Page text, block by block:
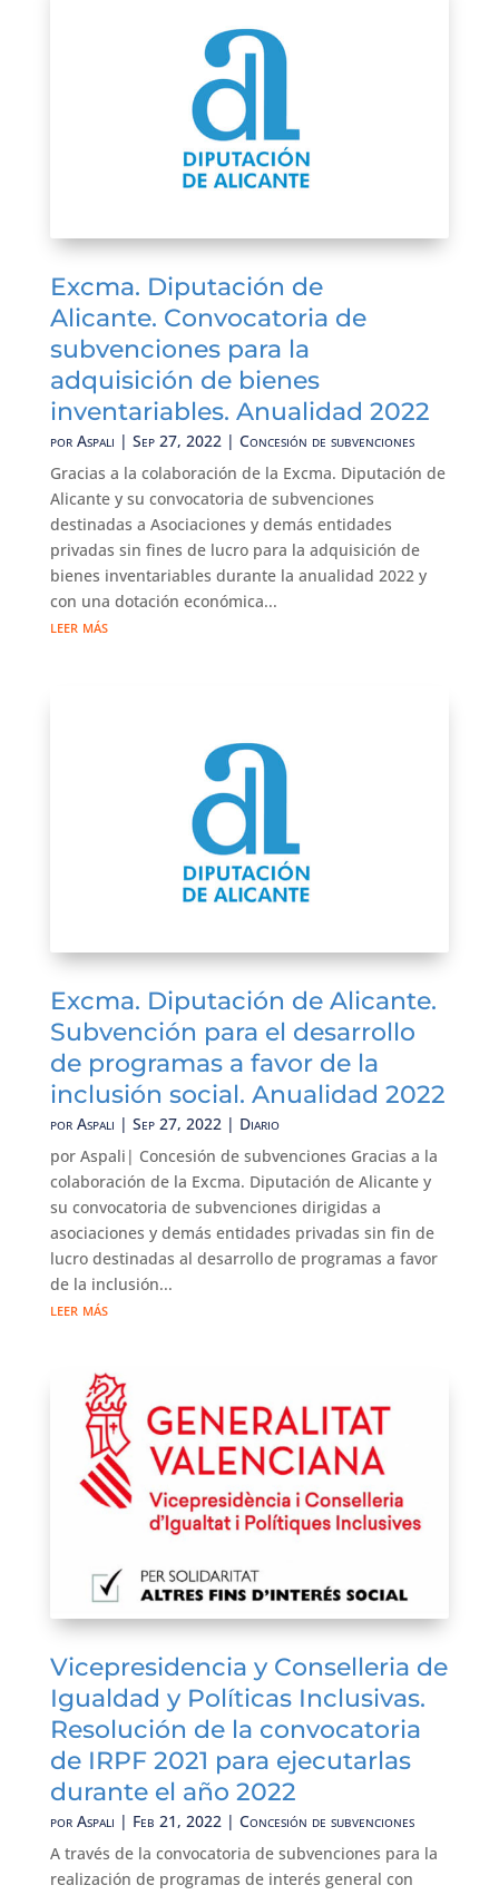
Excma. Diputación de
Alicante. Convocatoria de
subvenciones para la
adquisición de bienes
inventariables. Anualidad 2022
por Aspali | Sep 27, 2022| Concesión de subvenciones
Gracias a la colaboración de la Excma. Diputación de
Alicante y su convocatoria de subvenciones
destinadas a Asociaciones y demás entidades
privadas sin fines de lucro para la adquisición de
bienes inventariables durante la anualidad 2022 y
con una dotación económica...
leer más
Excma. Diputación de Alicante.
Subvención para el desarrollo
de programas a favor de la
inclusión social. Anualidad 2022
por Aspali | Sep 27, 2022| Diario
por Aspali| Concesión de subvenciones Gracias a la
colaboración de la Excma. Diputación de Alicante y
su convocatoria de subvenciones dirigidas a
asociaciones y demás entidades privadas sin fin de
lucro destinadas al desarrollo de programas a favor
de la inclusión...
leer más
Vicepresidencia y Conselleria de
Igualdad y Políticas Inclusivas.
Resolución de la convocatoria
de IRPF 2021 para ejecutarlas
durante el año 2022
por Aspali | Feb 21, 2022| Concesión de subvenciones
A través de la convocatoria de subvenciones para la
realización de programas de interés general con